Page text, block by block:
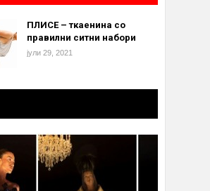
ПЛИСЕ – ткаенина со
правилни ситни набори
јули 29, 2021